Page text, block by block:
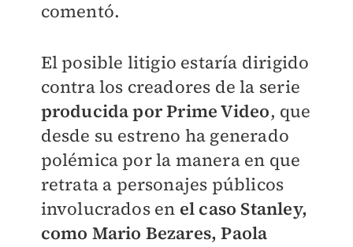
comentó.
El posible litigio estaría dirigido
contra los creadores de la serie
producida por Prime Video, que
desde su estreno ha generado
polémica por la manera en que
retrata a personajes públicos
involucrados en el caso Stanley,
como Mario Bezares, Paola